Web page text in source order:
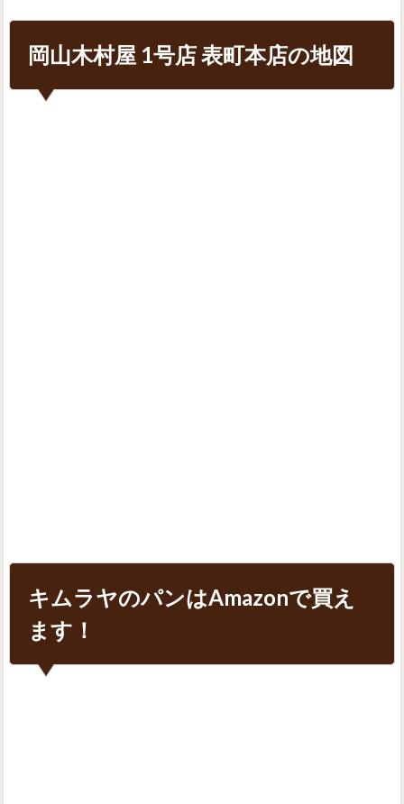
岡山木村屋 1号店 表町本店の地図
キムラヤのパンはAmazonで買え
ます！